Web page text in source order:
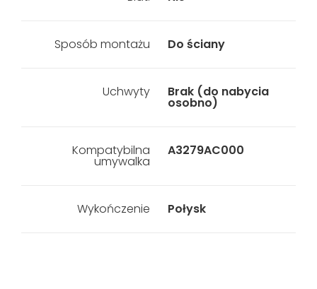
Sposób montażu Do ściany
Uchwyty Brak (do nabycia
osobno)
Kompatybilna
umywalka
A3279AC000
Wykończenie Połysk